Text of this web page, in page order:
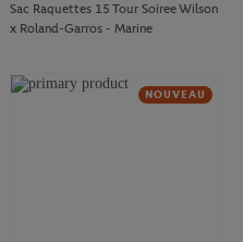
Sac Raquettes 15 Tour Soiree Wilson
x Roland-Garros - Marine
NOUVEAU